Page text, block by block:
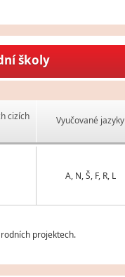
školy
cizích Vyučované jazyky
A, N, Š, F, R, L
projektech.